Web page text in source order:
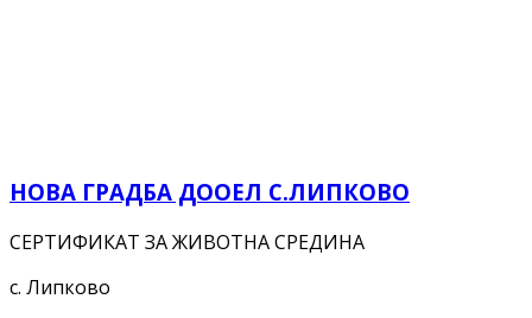
НОВА ГРАДБА ДООЕЛ С.ЛИПКОВО
СЕРТИФИКАТ ЗА ЖИВОТНА СРЕДИНА
с. Липково